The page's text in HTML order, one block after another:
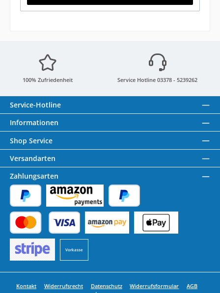
100% Zufriedenheit Service Hotline 03378 - 5239262
Service-Hotline
Informationen
Shop Service
Versandarten
Zahlungsarten
PayPal Amazon Pay Später Bezahlen
Kredit- oder Debitkarte
Vorkasse
Benutzerdefiniertes Bild 1
Kontakt Widerrufsrecht Datenschutz Widerrufsformular
AGB